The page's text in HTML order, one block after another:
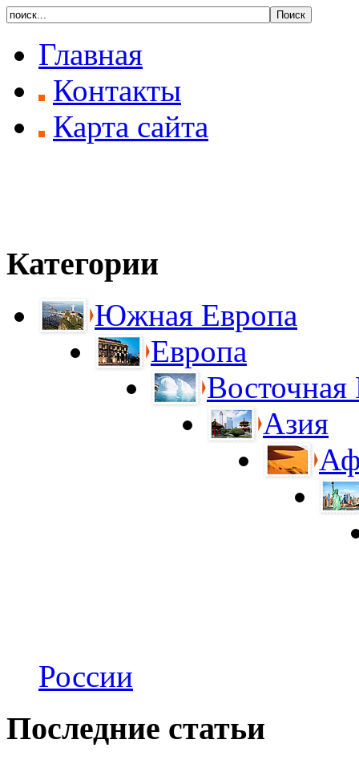
Главная
Контакты
Карта сайта
Категории
Южная Европа
Европа
Восточная
Азия
России
Последние статьи